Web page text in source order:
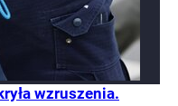
wzruszenia.